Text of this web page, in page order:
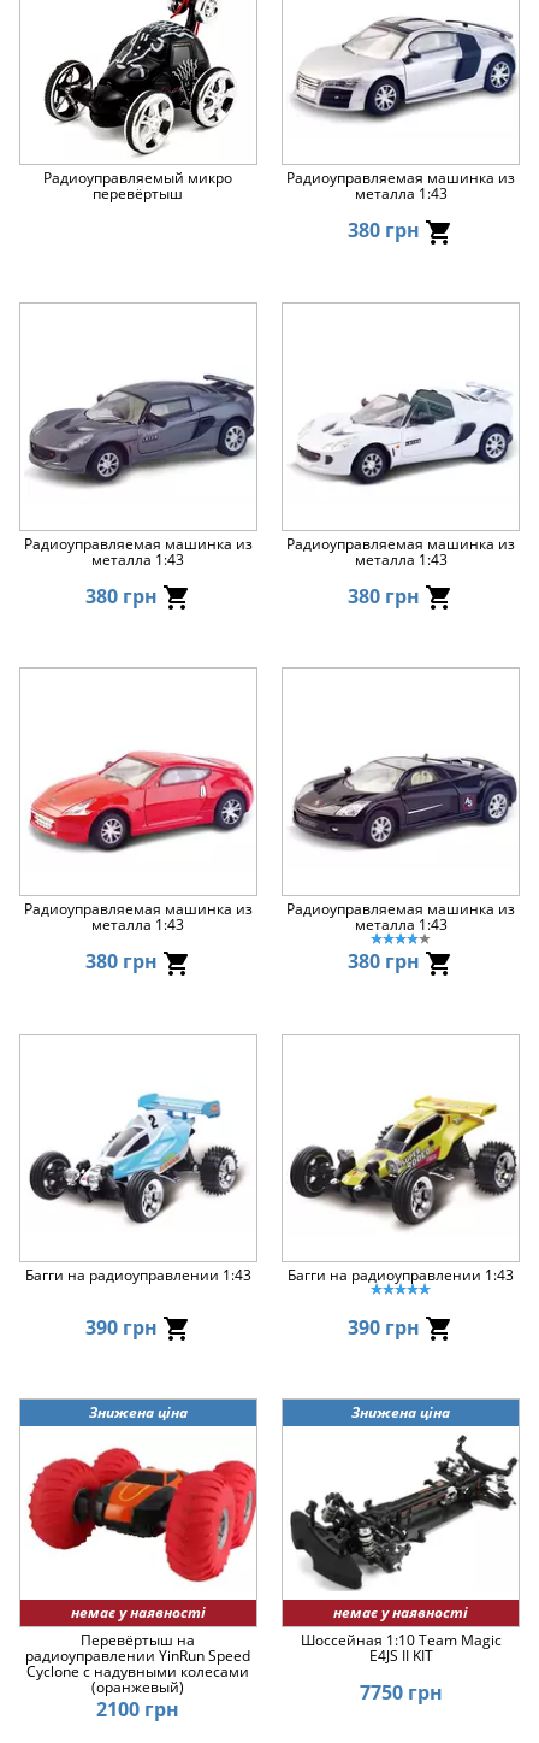
Радиоуправляемый микро
перевёртыш
Радиоуправляемая машинка из
металла 1:43
380 грн
Радиоуправляемая машинка из
металла 1:43
380 грн
Радиоуправляемая машинка из
металла 1:43
380 грн
Радиоуправляемая машинка из
металла 1:43
380 грн
Радиоуправляемая машинка из
металла 1:43
380 грн
Багги на радиоуправлении 1:43
390 грн
Багги на радиоуправлении 1:43
390 грн
Знижена ціна
немає у наявності
Перевёртыш на
радиоуправлении YinRun Speed
Cyclone с надувными колесами
(оранжевый)
2100 грн
Знижена ціна
немає у наявності
Шоссейная 1:10 Team Magic
E4JS II KIT
7750 грн